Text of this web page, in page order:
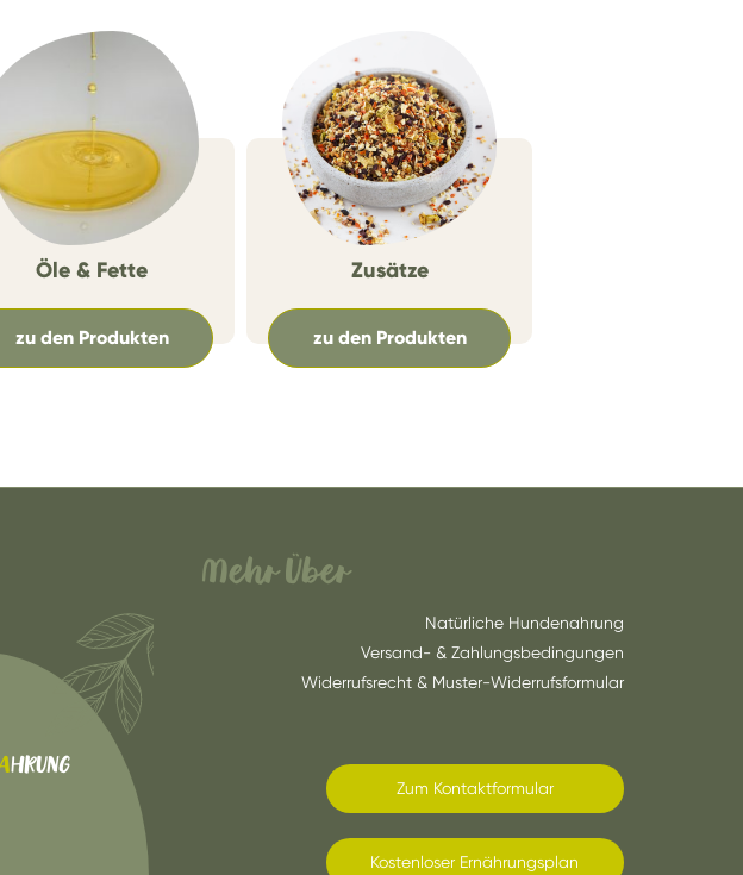
Öle & Fette
zu den Produkten
Zusätze
zu den Produkten
HRUNG
Mehr Über
Natürliche Hundenahrung
Versand- & Zahlungsbedingungen
Widerrufsrecht & Muster-Widerrufsformular
Zum Kontaktformular
Kostenloser Ernährungsplan